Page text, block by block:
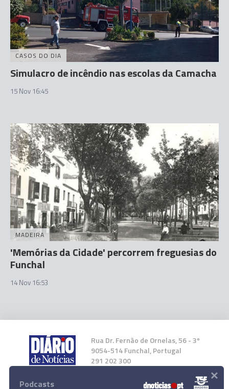
CASOS DO DIA
Simulacro de incêndio nas escolas da Camacha
15 Nov 16:45
MADEIRA
'Memórias da Cidade' percorrem freguesias do
Funchal
14 Nov 16:53
Rua Dr. Fernão de Ornelas, 56 - 3º
9054-514 Funchal, Portugal
291 202 300
Instale a nossa App
Podcasts ×